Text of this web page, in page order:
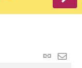
Lien